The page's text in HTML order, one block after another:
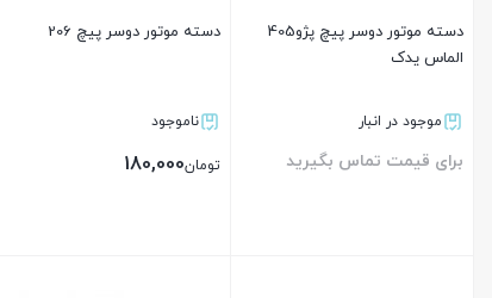
دسته موتور دوسر پیچ پژو405
الماس یدک
موجود در انبار
برای قیمت تماس بگیرید
دسته موتور دوسر پیچ 206
ناموجود
تومان180,000